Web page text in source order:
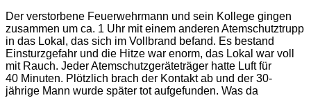
Der verstorbene Feuerwehrmann und sein Kollege gingen
zusammen um ca. 1 Uhr mit einem anderen Atemschutztrupp
in das Lokal, das sich im Vollbrand befand. Es bestand
Einsturzgefahr und die Hitze war enorm, das Lokal war voll
mit Rauch. Jeder Atemschutzgeräteträger hatte Luft für
40 Minuten. Plötzlich brach der Kontakt ab und der 30-
jährige Mann wurde später tot aufgefunden. Was da